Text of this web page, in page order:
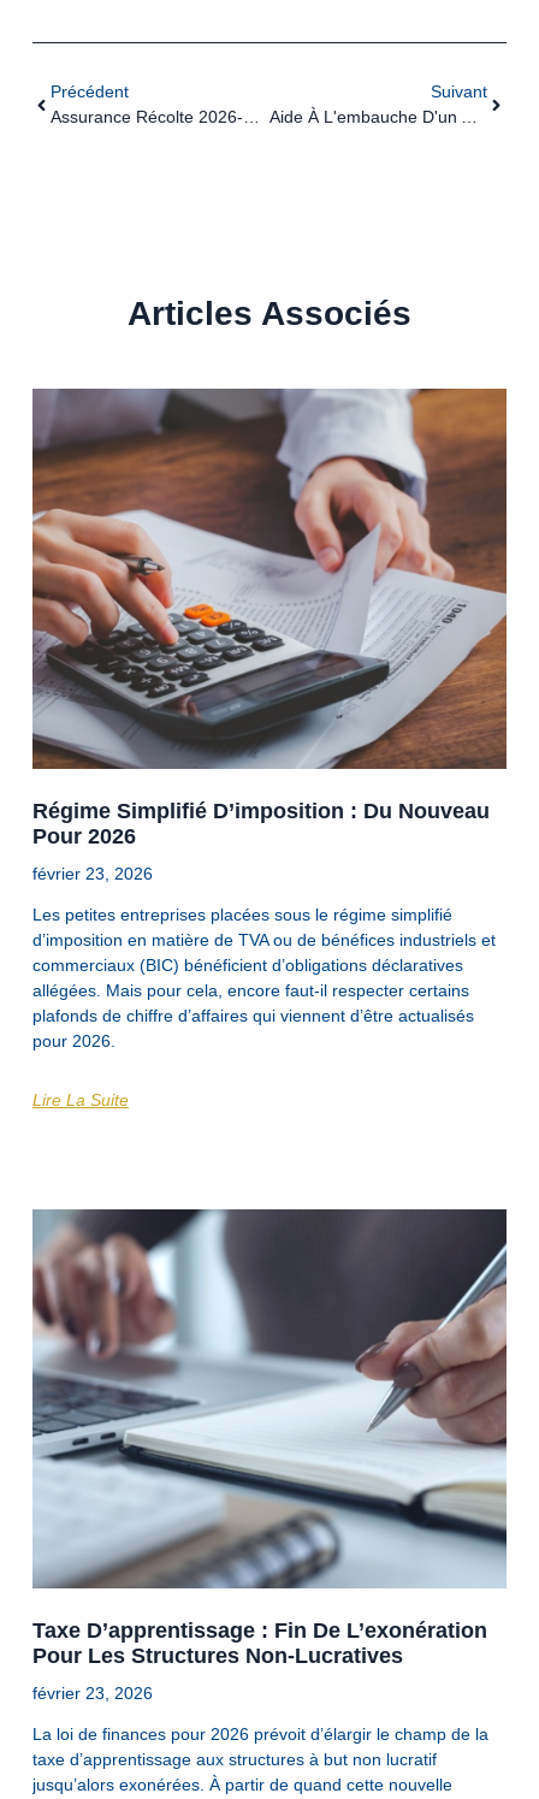
Précédent
Suivant
Articles Associés
Régime Simplifié D’imposition : Du Nouveau
Pour 2026
février 23, 2026
Les petites entreprises placées sous le régime simplifié
d’imposition en matière de TVA ou de bénéfices industriels et
commerciaux (BIC) bénéficient d’obligations déclaratives
allégées. Mais pour cela, encore faut-il respecter certains
plafonds de chiffre d’affaires qui viennent d’être actualisés
pour 2026.
Lire La Suite
Taxe D’apprentissage : Fin De L’exonération
Pour Les Structures Non-Lucratives
février 23, 2026
La loi de finances pour 2026 prévoit d’élargir le champ de la
taxe d’apprentissage aux structures à but non lucratif
jusqu’alors exonérées. À partir de quand cette nouvelle